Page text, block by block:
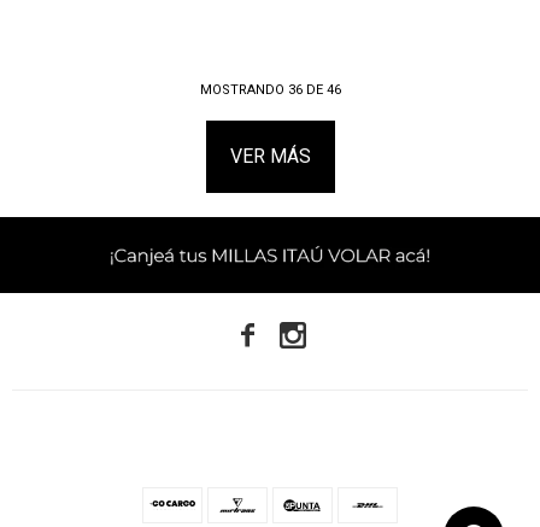
MOSTRANDO 36DE 46
VER MÁS
 